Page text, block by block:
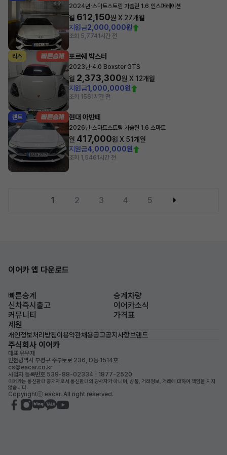
2024년·스마트스트림 가솔린 1.6 인스퍼레이션
월 612,150원 X 27개월
지원금2,000,000원
조회 5,7741시간 전
리스 포르쉐 박스터
2023년·4.0 Boxster GTS
월 2,373,300원 X 12개월
지원금1,000,000원
조회 1561시간 전
렌트 현대 아반떼
2026년·스마트스트림 가솔린 1.6 스마트
월 417,000원 X 51개월
지원금4,000,000원
조회 1,5461시간 전
1 2 3 4 5
이어카 앱 다운로드
빠른승계
승계차량
신차즉시출고
이어카소식
커뮤니티
가격표
제원
개인정보처리방침이용약관채용공고공지사항브랜드
주식회사 이어카
대표 유우재
인천광역시 부평구 주부토로 236, D동 1514호
cs@eacar.co.kr
사업자 등록번호 539-88-02334 | 1877-2520
이어카는 통신판매 중개자로서 통신판매의 당사자가 아니며, 상품, 거래정보, 거래에 대하여 책임을 지지
않습니다.
Copyrightⓒ eacar. All right reserved.